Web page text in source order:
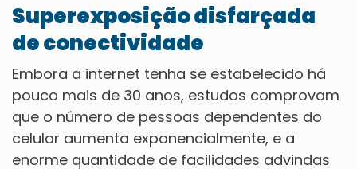
Superexposição disfarçada
de conectividade
Embora a internet tenha se estabelecido há
pouco mais de 30 anos, estudos comprovam
que o número de pessoas dependentes do
celular aumenta exponencialmente, e a
enorme quantidade de facilidades advindas